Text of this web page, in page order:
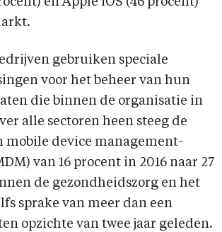
gebruiken speciale
voor het beheer van hun
die binnen de organisatie in
alle sectoren heen steeg de
mobile device management-
van 16 procent in 2016 naar 27
de gezondheidszorg en het
sprake van meer dan een
opzichte van twee jaar geleden.